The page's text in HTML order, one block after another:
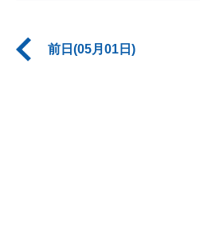
前日(05月01日)